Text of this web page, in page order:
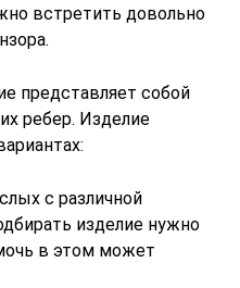
встретить довольно
представляет собой
ребер. Изделие
с различной
изделие нужно
в этом может